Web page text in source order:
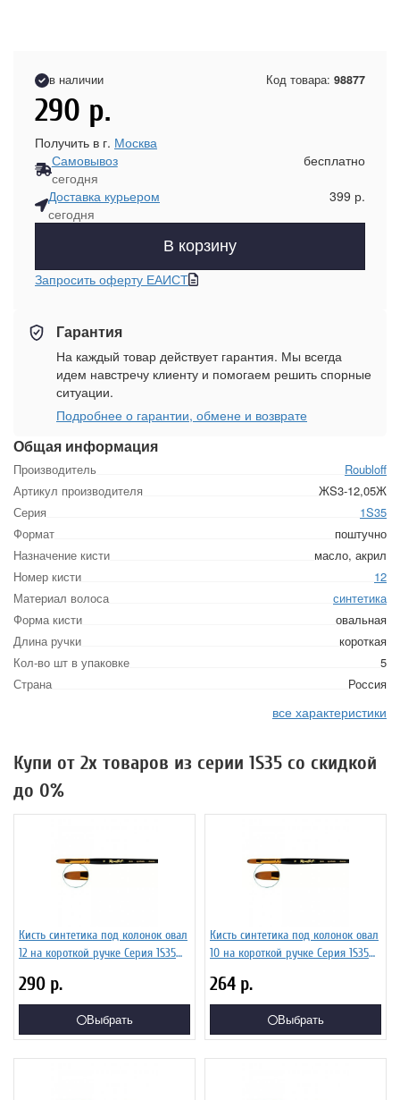
Общая информация
Производитель
Roubloff
Артикул производителя
ЖS3-12,05Ж
Серия
1S35
Формат
поштучно
Назначение кисти
масло, акрил
Номер кисти
12
Материал волоса
синтетика
Форма кисти
овальная
Длина ручки
короткая
Кол-во шт в упаковке
5
Страна
Россия
все характеристики
в наличии Код товара: 98877
290 р.
Получить в г. Москва
Самовывоз
сегодня
бесплатно
Доставка курьером
сегодня
399 р.
В корзину
Запросить оферту ЕАИСТ
Гарантия
На каждый товар действует гарантия. Мы всегда
идем навстречу клиенту и помогаем решить спорные
ситуации.
Подробнее о гарантии, обмене и возврате
Купи от 2х товаров из серии 1S35 со скидкой
до 0%
Кисть синтетика под колонок овал
12 на короткой ручке Серия 1S35
290 р.
Выбрать
Кисть синтетика под колонок овал
10 на короткой ручке Серия 1S35
264 р.
Выбрать